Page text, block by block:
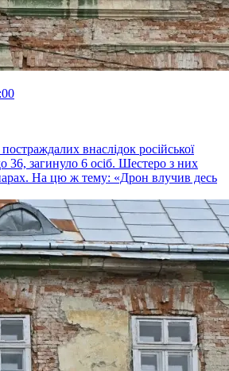
внаслідок російської
36, загинуло 6 осіб. Шестеро з них
На цю ж тему: «Дрон влучив десь